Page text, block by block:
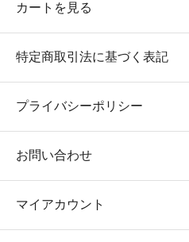
カートを見る
特定商取引法に基づく表記
プライバシーポリシー
お問い合わせ
マイアカウント